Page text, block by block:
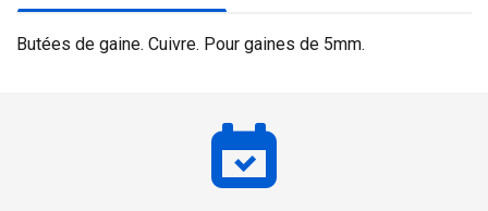
Butées de gaine. Cuivre. Pour gaines de 5mm.